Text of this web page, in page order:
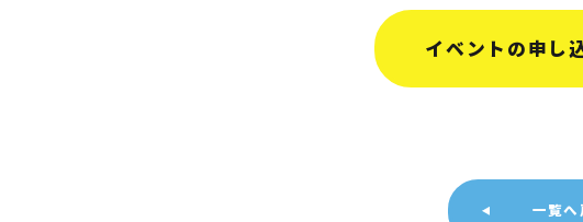
イベントの申し
一覧へ